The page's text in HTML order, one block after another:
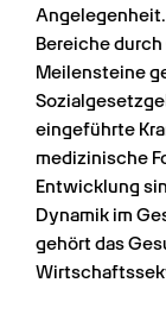
Bereiche
Meilensteine
eingeführte
medizinische
Entwicklung
Dynamik im
gehört das